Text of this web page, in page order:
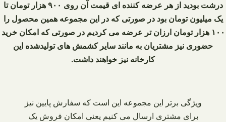
درشت بودید از هر عرضه کننده‌ ای قیمت آن روی ۹۰۰ هزار تومان تا
یک میلیون تومان بود در صورتی که در این مجموعه همین محصول را
۱۰۰ هزار تومان ارزان‌ تر عرضه می‌ کردیم در صورتی که امکان خرید
حضوری نیز مشتریان به مانند سایر کشمش‌ های تولیدشده این
کارخانه نیز خواهند داشت.
ویژگی برتر این مجموعه این است که سفارش پایین نیز
برای مشتری ارسال می‌ کنیم یعنی امکان فروش یک